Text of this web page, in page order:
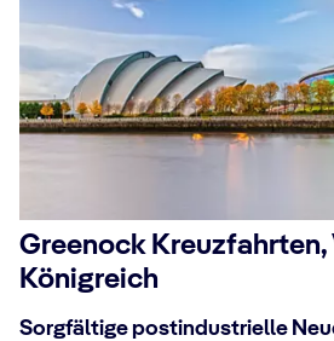
Greenock
Königreich
Sorgfältige postindustrielle